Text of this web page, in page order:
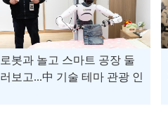
로봇과 놀고 스마트 공장 둘
러보고...中 기술 테마 관광 인